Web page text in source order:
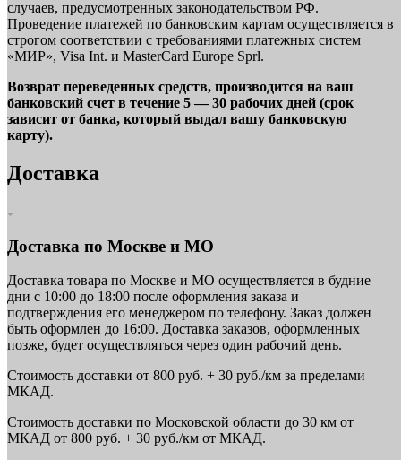
случаев, предусмотренных законодательством РФ.
Проведение платежей по банковским картам осуществляется в
строгом соответствии с требованиями платежных систем
«МИР», Visa Int. и MasterCard Europe Sprl.
Возврат переведенных средств, производится на ваш
банковский счет в течение 5 — 30 рабочих дней (срок
зависит от банка, который выдал вашу банковскую
карту).
Доставка
Доставка по Москве и МО
Доставка товара по Москве и МО осуществляется в будние
дни с 10:00 до 18:00 после оформления заказа и
подтверждения его менеджером по телефону. Заказ должен
быть оформлен до 16:00. Доставка заказов, оформленных
позже, будет осуществляться через один рабочий день.
Стоимость доставки от 800 руб. + 30 руб./км за пределами
МКАД.
Стоимость доставки по Московской области до 30 км от
МКАД от 800 руб. + 30 руб./км от МКАД.